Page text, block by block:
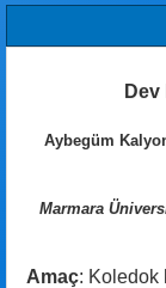
Aybegüm
Marmara
Amaç: Koledok